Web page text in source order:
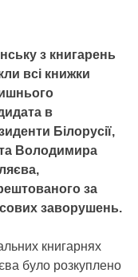
з книгарень
всі книжки
в
Білорусії,
Володимира
за
заворушень.
книгарнях
було розкуплено